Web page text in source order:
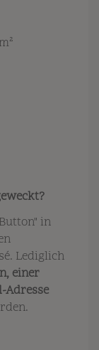
in
Lediglich
einer
Adresse